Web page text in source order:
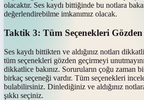
olacaktır. Ses kaydı bittiğinde bu notlara
değerlendirebilme imkanımız olacak.
Taktik 3: Tüm Seçenekleri
Ses kaydı bittikten ve aldığınız notları
tüm seçenekleri gözden geçirmeyi
dikkatlice bakınız. Soruruların çoğu zaman
birkaç seçeneği vardır. Tüm seçenekleri
bulabilirsiniz. Dinlediğiniz ve aldığınız
şıkkı seçiniz.